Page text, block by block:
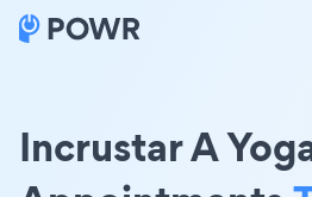
Incrustar A